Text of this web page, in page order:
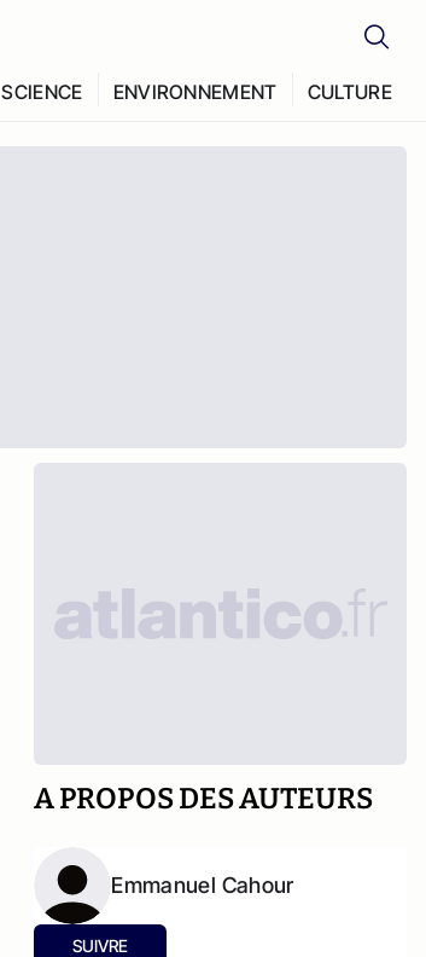
SCIENCE ENVIRONNEMENT CULTURE
A PROPOS DES AUTEURS
Emmanuel Cahour
SUIVRE